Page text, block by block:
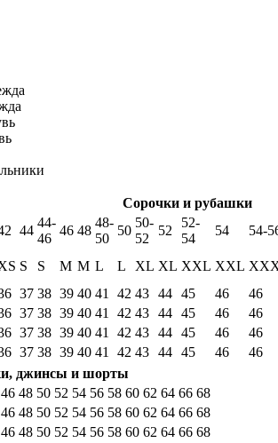
Сорочки и рубашки
44
44-
46
46 48
48-
50
50
50-
52
52
52-
54
54
54-
S S M M L L XL XL XXL XXL
37 38 39 40 41 42 43 44 45 46
46
37 38 39 40 41 42 43 44 45 46
46
37 38 39 40 41 42 43 44 45 46
46
37 38 39 40 41 42 43 44 45 46
46
джинсы и шорты
46 48 50 52 54 56 58 60 62 64 66 68
46 48 50 52 54 56 58 60 62 64 66 68
46 48 50 52 54 56 58 60 62 64 66 68